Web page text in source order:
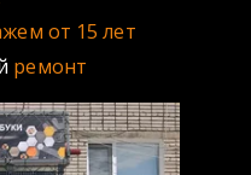
от 15 лет
ремонт